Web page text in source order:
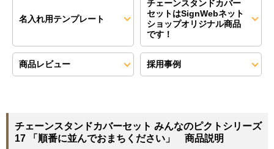
名入れ用テンプレート
チェーンスタンドカバー
セットはSignWebネット
ショップオリジナル商品
です！
商品レビュー 採用事例
チェーンスタンドカバーセット みんなのピクトシリーズ
17 「順番に並んでおまちください」 商品説明